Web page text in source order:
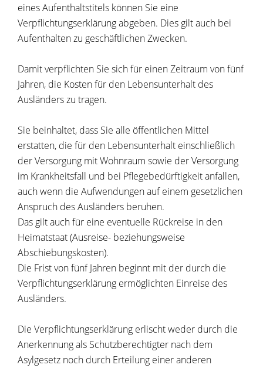
eines Aufenthaltstitels können Sie eine
Verpflichtungserklärung abgeben. Dies gilt auch bei
Aufenthalten zu geschäftlichen Zwecken.
Damit verpflichten Sie sich für einen Zeitraum von fünf
Jahren, die Kosten für den Lebensunterhalt des
Ausländers zu tragen.
Sie beinhaltet, dass Sie alle öffentlichen Mittel
erstatten, die für den Lebensunterhalt einschließlich
der Versorgung mit Wohnraum sowie der Versorgung
im Krankheitsfall und bei Pflegebedürftigkeit anfallen,
auch wenn die Aufwendungen auf einem gesetzlichen
Anspruch des Ausländers beruhen.
Das gilt auch für eine eventuelle Rückreise in den
Heimatstaat (Ausreise- beziehungsweise
Abschiebungskosten).
Die Frist von fünf Jahren beginnt mit der durch die
Verpflichtungserklärung ermöglichten Einreise des
Ausländers.
Die Verpflichtungserklärung erlischt weder durch die
Anerkennung als Schutzberechtigter nach dem
Asylgesetz noch durch Erteilung einer anderen